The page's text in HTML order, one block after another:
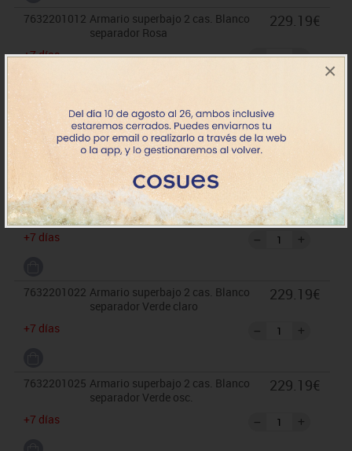
×
7632201012 Armario superbajo 2 cas. Blanco
separador Rosa
+7 días
229.19€
7632201017 Armario superbajo 2 cas. Blanco
separador Azul claro
+7 días
229.19€
7632201018 Armario superbajo 2 cas. Blanco
separador Azul osc.
+7 días
229.19€
7632201022 Armario superbajo 2 cas. Blanco
separador Verde claro
+7 días
229.19€
7632201025 Armario superbajo 2 cas. Blanco
separador Verde osc.
+7 días
229.19€